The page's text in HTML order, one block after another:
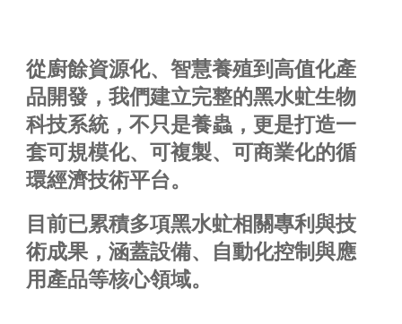
從廚餘資源化、智慧養殖到高值化產
品開發，我們建立完整的黑水虻生物
科技系統，不只是養蟲，更是打造一
套可規模化、可複製、可商業化的循
環經濟技術平台。
目前已累積多項黑水虻相關專利與技
術成果，涵蓋設備、自動化控制與應
用產品等核心領域。